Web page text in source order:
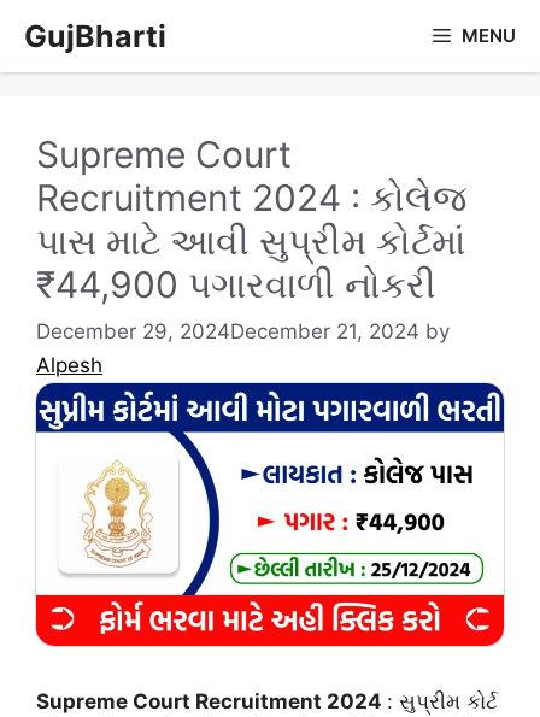
content
GujBharti MENU
Supreme Court
Recruitment 2024 : કોલેજ
પાસ માટે આવી સુપ્રીમ કોર્ટમાં
₹44,900 પગારવાળી નોકરી
December 29, 2024December 21, 2024 by
Alpesh
Supreme Court Recruitment 2024 : સુપ્રીમ કોર્ટ